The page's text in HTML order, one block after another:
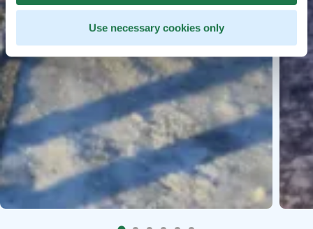
Use necessary cookies only